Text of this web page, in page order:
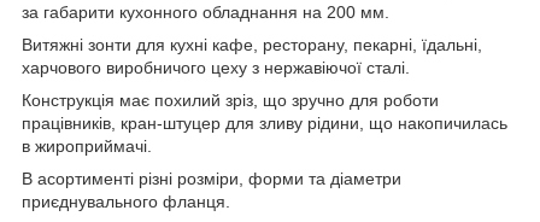
за габарити кухонного обладнання на 200 мм.
Витяжні зонти для кухні кафе, ресторану, пекарні, їдальні,
харчового виробничого цеху з нержавіючої сталі.
Конструкція має похилий зріз, що зручно для роботи
працівників, кран-штуцер для зливу рідини, що накопичилась
в жироприймачі.
В асортименті різні розміри, форми та діаметри
приєднувального фланця.